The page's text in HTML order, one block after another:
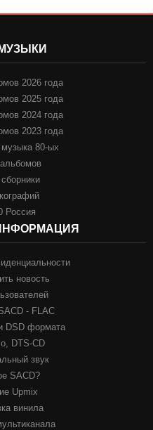
2026 года
2025 года
2024 года
2023 года
80-ых
Россия
новость
- FLAC
DSD формата
DTS-CD
звук
SACD?
Upmix
винила